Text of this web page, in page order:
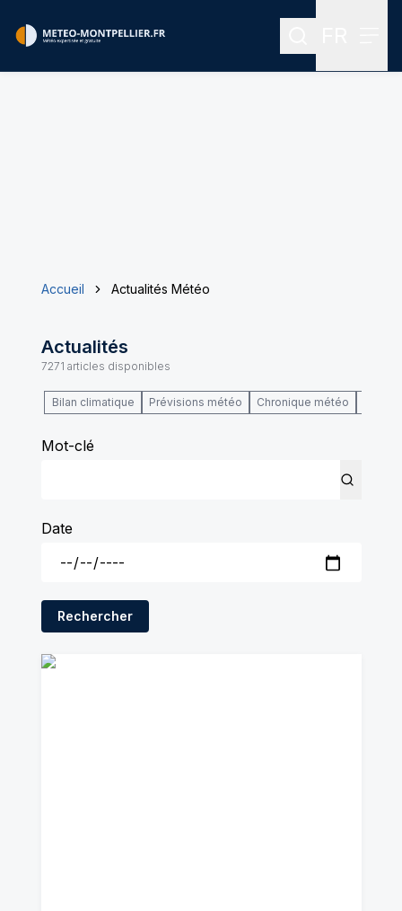
Rechercher
Accueil Actualités Météo
Actualités
7271 articles disponibles
Bilan climatique Prévisions météo Chronique météo
Mot-clé
Date
Rechercher